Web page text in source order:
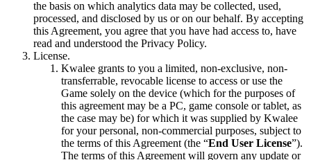
the basis on which analytics data may be collected, used,
processed, and disclosed by us or on our behalf. By accepting
this Agreement, you agree that you have had access to, have
read and understood the Privacy Policy.
License.
Kwalee grants to you a limited, non-exclusive, non-
transferrable, revocable license to access or use the
Game solely on the device (which for the purposes of
this agreement may be a PC, game console or tablet, as
the case may be) for which it was supplied by Kwalee
for your personal, non-commercial purposes, subject to
the terms of this Agreement (the “End User License”).
The terms of this Agreement will govern any update or